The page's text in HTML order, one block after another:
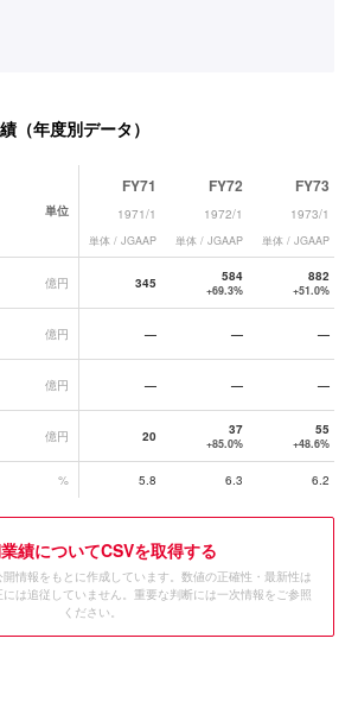
（年度別データ）
単位
FY71
1971/1
単体 / JGAAP
FY72
1972/1
単体 / JGAAP
FY73
1973/1
単体 / JGAAP
億円 345 584
+69.3%
882
+51.0%
億円 — — —
億円 — — —
億円 20 37
+85.0%
55
+48.6%
% 5.8 6.3 6.2
績についてCSVを取得する
情報をもとに作成しています。数値の正確性・最新性は
は追従していません。重要な判断には一次情報をご参照
ください。